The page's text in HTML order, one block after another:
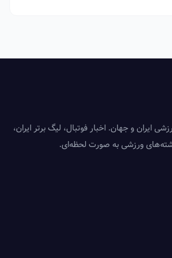
ایران و جهان. اخبار فوتبال، لیگ برتر ایران،
ورزشی به صورت لحظه‌ای.